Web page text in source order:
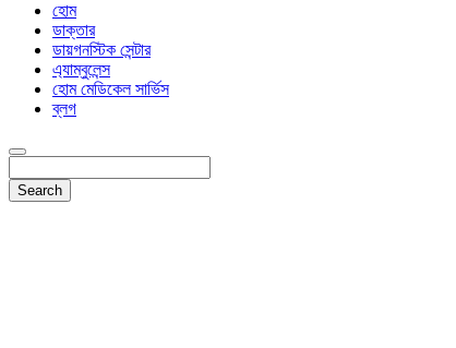
হোম
ডাক্তার
ডায়গনস্টিক সেন্টার
এ্যাম্বুলেন্স
হোম মেডিকেল সার্ভিস
ব্লগ